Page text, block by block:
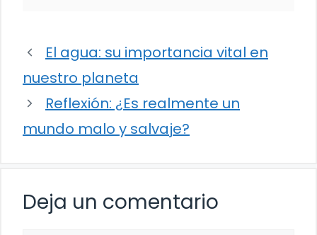
El agua: su importancia vital en
nuestro planeta
Reflexión: ¿Es realmente un
mundo malo y salvaje?
Deja un comentario